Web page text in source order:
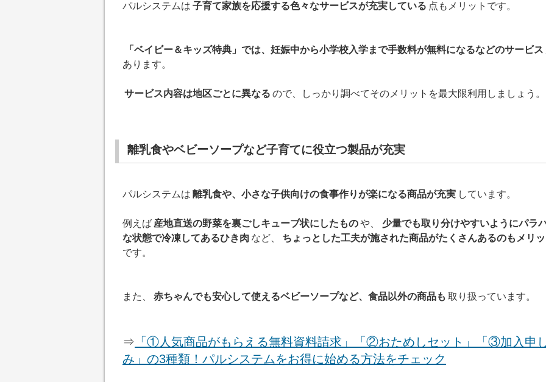
パルシステムは 子育て家族を応援する色々なサービスが充実している 点もメリットです。
「ベイビー＆キッズ特典」では、妊娠中から小学校入学まで手数料が無料になるなどのサービス
あります。
サービス内容は地区ごとに異なる ので、しっかり調べてそのメリットを最大限利用しましょう。
離乳食やベビーソープなど子育てに役立つ製品が充実
パルシステムは 離乳食や、小さな子供向けの食事作りが楽になる商品が充実 しています。
例えば 産地直送の野菜を裏ごしキューブ状にしたものや、
少量でも取り分けやすいようにパラ
な状態で冷凍してあるひき肉 など、
ちょっとした工夫が施された商品がたくさんあるのもメリ
です。
また、 赤ちゃんでも安心して使えるベビーソープなど、食品以外の商品も 取り扱っています。
⇒ 「①人気商品がもらえる無料資料請求」「②おためしセット」「③加入申
み」の3種類！パルシステムをお得に始める方法をチェック